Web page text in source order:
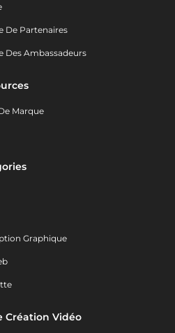
De Partenaires
Des Ambassadeurs
Marque
Graphique
Création Vidéo